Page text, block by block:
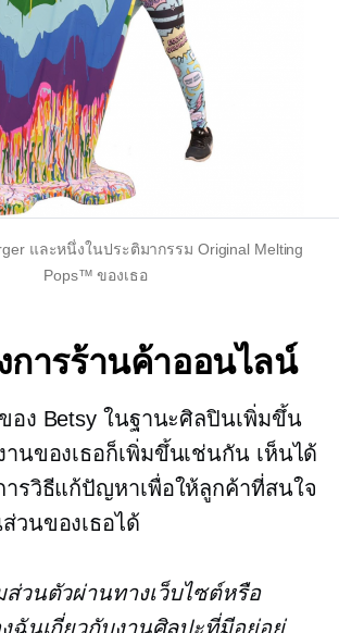
และหนึ่งในประติมากรรม Original Melting
Pops™ ของเธอ
การร้านค้าออนไลน์
อง Betsy ในฐานะศิลปินเพิ่มขึ้น
านของเธอก็เพิ่มขึ้นเช่นกัน เห็นได้
ารวิธีแก้ปัญหาเพื่อให้ลูกค้าที่สนใจ
วนของเธอได้
ส่วนตัวผ่านทางเว็บไซต์หรือ
ฉันเกี่ยวกับงานศิลปะที่มีอยู่อยู่